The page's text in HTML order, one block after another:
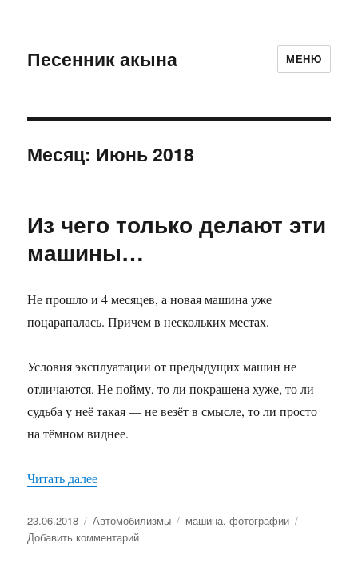
Песенник акына МЕНЮ
Месяц: Июнь 2018
Из чего только делают эти
машины…
Не прошло и 4 месяцев, а новая машина уже
поцарапалась. Причем в нескольких местах.
Условия эксплуатации от предыдущих машин не
отличаются. Не пойму, то ли покрашена хуже, то ли
судьба у неё такая — не везёт в смысле, то ли просто
на тёмном виднее.
Читать далее
Опубликовано
23.06.2018 Рубрики
Автомобилизмы Метки
машина,фотографии
Добавить комментарий